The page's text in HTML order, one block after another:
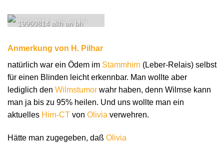
19960814 akh an bh
Anmerkung von H. Pilhar
natürlich war ein Ödem im Stammhirn (Leber-Relais) selbst
für einen Blinden leicht erkennbar. Man wollte aber
lediglich den Wilmstumor wahr haben, denn Wilmse kann
man ja bis zu 95% heilen. Und uns wollte man ein
aktuelles Hirn-CT von Olivia verwehren.
Hätte man zugegeben, daß Olivia